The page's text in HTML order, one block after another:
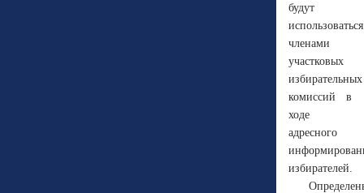
будут
использоваться
членами
участковых
избирательных
комиссий в
ходе
адресного
избирателей.